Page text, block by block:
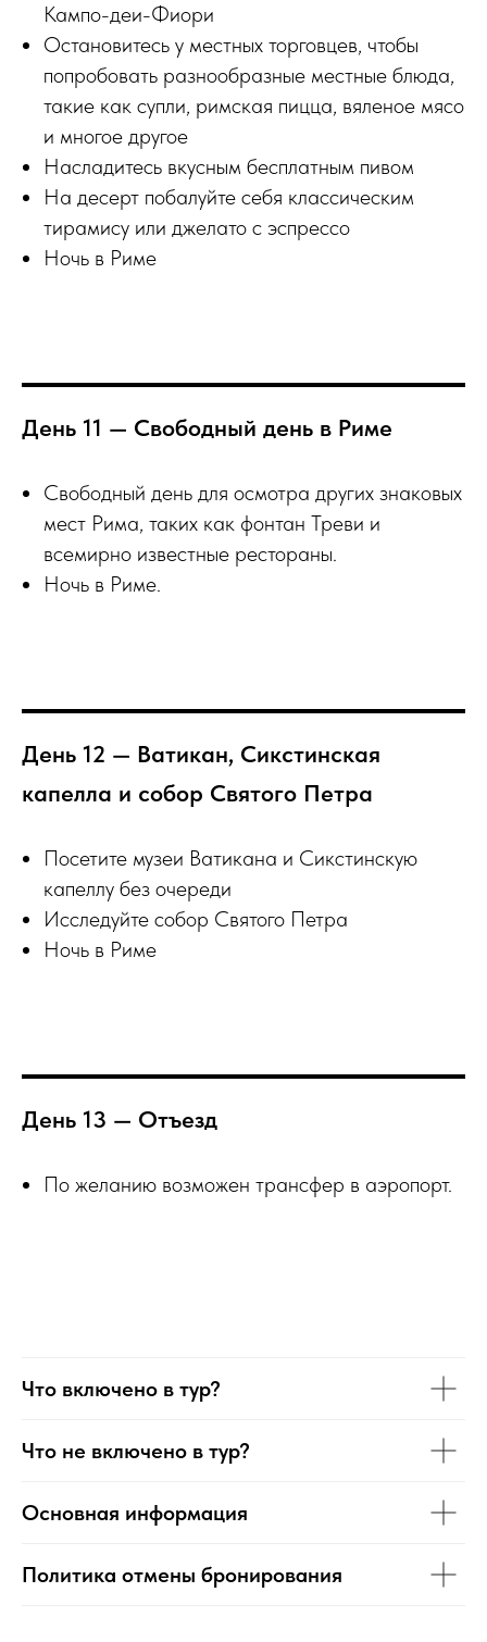
Кампо-деи-Фиори
Остановитесь у местных торговцев, чтобы
попробовать разнообразные местные блюда,
такие как супли, римская пицца, вяленое мясо
и многое другое
Насладитесь вкусным бесплатным пивом
На десерт побалуйте себя классическим
тирамису или джелато с эспрессо
Ночь в Риме
День 11 — Свободный день в Риме
Свободный день для осмотра других знаковых
мест Рима, таких как фонтан Треви и
всемирно известные рестораны.
Ночь в Риме.
День 12 — Ватикан, Сикстинская
капелла и собор Святого Петра
Посетите музеи Ватикана и Сикстинскую
капеллу без очереди
Исследуйте собор Святого Петра
Ночь в Риме
День 13 — Отъезд
По желанию возможен трансфер в аэропорт.
Что включено в тур?
Что не включено в тур?
Основная информация
Политика отмены бронирования